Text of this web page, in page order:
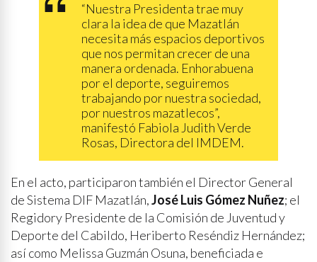
“Nuestra Presidenta trae muy
clara la idea de que Mazatlán
necesita más espacios deportivos
que nos permitan crecer de una
manera ordenada. Enhorabuena
por el deporte, seguiremos
trabajando por nuestra sociedad,
por nuestros mazatlecos”,
manifestó Fabiola Judith Verde
Rosas, Directora del IMDEM.
En el acto, participaron también el Director General
de Sistema DIF Mazatlán,José Luis Gómez Nuñez; el
Regidory Presidente de la Comisión de Juventud y
Deporte del Cabildo, Heriberto Reséndiz Hernández;
así como Melissa Guzmán Osuna, beneficiada e